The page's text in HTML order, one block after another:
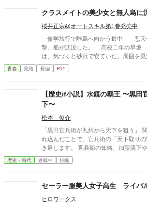
ください。 歯科以外の医療知識はそこ
せんがご了承ください。
クラスメイトの美少女と無人島に
桜井正宗@オートスキル第1巻発売中
修学旅行で離島へ向かう最中――悪天
撃。船が沈没した。 高校二年の早坂
は、気づくと砂浜で寝ていた。周囲を
少女の天音 愛（あまね まな）が隣に倒れ
ら、漂流して流されていたようだった。 帰ろうにも島は『無人
無人島サバイバルをしていくのだが
つかり、やがてハーレムに。 男一人と女子十五人で……取り合
いに発展！？
青春 完結 長編 R15
【歴史if小説】水鏡の覇王 〜黒田
下〜
松本 俊介
「黒田官兵衛が九州から天下を狙う」 関ヶ原の戦いが1ヶ月もつ
れ込んだことで、官兵衛の「天下取り
き返します。 官兵衛の知略、加藤清正
て豊臣秀頼を擁した「九州王国」の建
どを歴史if小説としました。続きも掲載
歴史・時代 連載中 短編
セーラー服美人女子高生 ライバ
ヒロワークス